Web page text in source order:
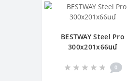
BESTWAY Steel Pro
300х201х66սմ
0